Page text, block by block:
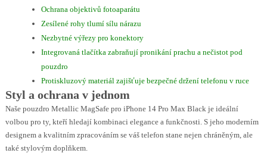
Ochrana objektivů fotoaparátu
Zesílené rohy tlumí sílu nárazu
Nezbytné výřezy pro konektory
Integrovaná tlačítka zabraňují pronikání prachu a nečistot pod
pouzdro
Protiskluzový materiál zajišťuje bezpečné držení telefonu v ruce
Styl a ochrana v jednom
Naše pouzdro Metallic MagSafe pro iPhone 14 Pro Max Black je ideální
volbou pro ty, kteří hledají kombinaci elegance a funkčnosti. S jeho moderním
designem a kvalitním zpracováním se váš telefon stane nejen chráněným, ale
také stylovým doplňkem.